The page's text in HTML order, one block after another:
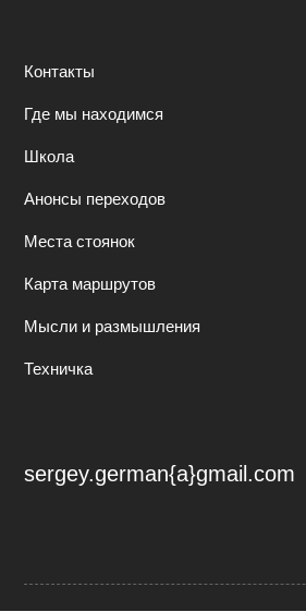
Контакты
Где мы находимся
Школа
Анонсы переходов
Места стоянок
Карта маршрутов
Мысли и размышления
Техничка
sergey.german{a}gmail.com